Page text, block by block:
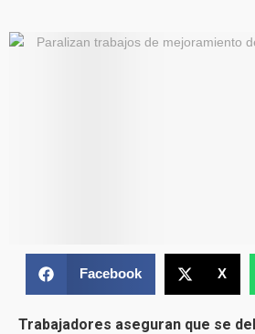
Facebook X
Trabajadores aseguran que se